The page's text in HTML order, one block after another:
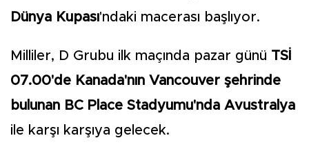
Dünya Kupası'ndaki macerası başlıyor.
Milliler, D Grubu ilk maçında pazar günü TSİ
07.00'de Kanada'nın Vancouver şehrinde
bulunan BC Place Stadyumu'nda Avustralya
ile karşı karşıya gelecek.